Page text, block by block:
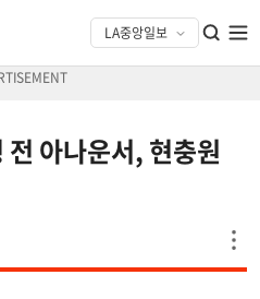
아나운서, 현충원